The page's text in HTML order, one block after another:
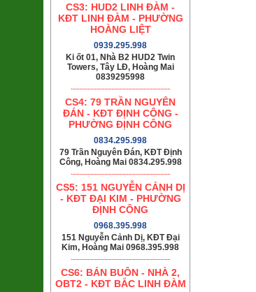
CS3: HUD2 LINH ĐÀM -
KĐT LINH ĐÀM - PHƯỜNG
HOÀNG LIỆT
0939.295.998
Ki ốt 01, Nhà B2 HUD2 Twin
Towers, Tây LĐ, Hoàng Mai
0839295998
CS4: 79 TRẦN NGUYÊN
ĐÁN - KĐT ĐỊNH CÔNG -
PHƯỜNG ĐỊNH CÔNG
0834.295.998
79 Trần Nguyên Đán, KĐT Định
Công, Hoàng Mai 0834.295.998
CS5: 151 NGUYỄN CẢNH DỊ
- KĐT ĐẠI KIM - PHƯỜNG
ĐỊNH CÔNG
0968.395.998
151 Nguyễn Cảnh Dị, KĐT Đại
Kim, Hoàng Mai 0968.395.998
CS6: BÁN BUÔN - NHÀ 2,
OBT2 - KĐT BẮC LINH ĐÀM